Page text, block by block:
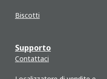
Biscotti
Supporto
Contattaci